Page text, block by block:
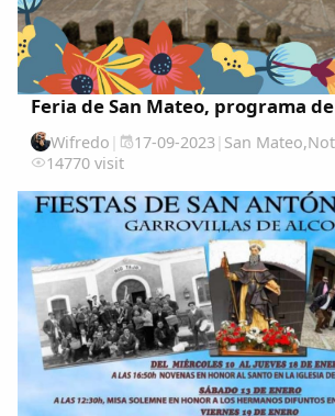
Feria de San Mateo, programa
Wifredo | 17-09-2023| San Mateo,
14770 visit